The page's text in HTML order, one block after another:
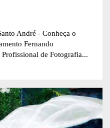
André - Conheça o
Fernando
de Fotografia...